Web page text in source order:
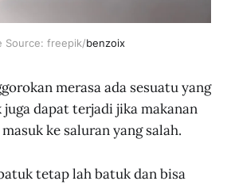
Source: freepik/benzoix
merasa ada sesuatu yang
dapat terjadi jika makanan
ke saluran yang salah.
tetap lah batuk dan bisa